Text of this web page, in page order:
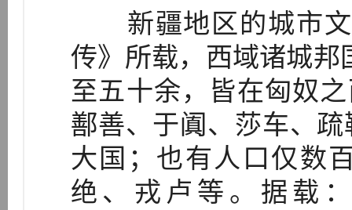
新疆地区的城市文
传》所载，西域诸城邦
至五十余，皆在匈奴
鄯善、于阗、莎车、
大国；也有人口仅数
绝、戎卢等。据载